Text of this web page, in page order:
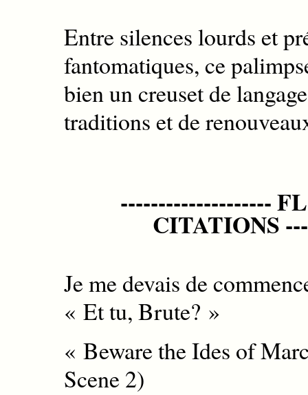
Entre silences lourds et
fantomatiques, ce
bien un creuset de
traditions et de
--------------------
CITATIONS
Je me devais de
« Et tu, Brute? »
« Beware the Ides of
Scene 2)